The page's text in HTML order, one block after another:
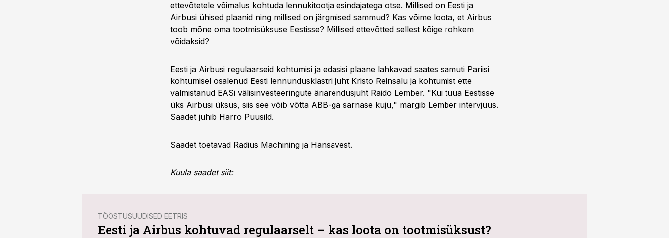
ettevõtetele võimalus kohtuda lennukitootja esindajatega otse. Millised on Eesti ja
Airbusi ühised plaanid ning millised on järgmised sammud? Kas võime loota, et Airbus
toob mõne oma tootmisüksuse Eestisse? Millised ettevõtted sellest kõige rohkem
võidaksid?
Eesti ja Airbusi regulaarseid kohtumisi ja edasisi plaane lahkavad saates samuti Pariisi
kohtumisel osalenud Eesti lennundusklastri juht Kristo Reinsalu ja kohtumist ette
valmistanud EASi välisinvesteeringute äriarendusjuht Raido Lember. "Kui tuua Eestisse
üks Airbusi üksus, siis see võib võtta ABB-ga sarnase kuju," märgib Lember intervjuus.
Saadet juhib Harro Puusild.
Saadet toetavad Radius Machining ja Hansavest.
Kuula saadet siit:
TÖÖSTUSUUDISED EETRIS
Eesti ja Airbus kohtuvad regulaarselt – kas loota on tootmisüksust?